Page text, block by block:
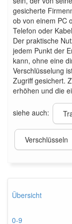
gesicherte
ob von einem PC
Telefon oder
Der praktische
jedem Punkt der
kann, ohne eine
Verschlüsselung
Zugriff gesichert.
erhöhen und die
siehe auch:
Verschlüsseln
Übersicht
0-9